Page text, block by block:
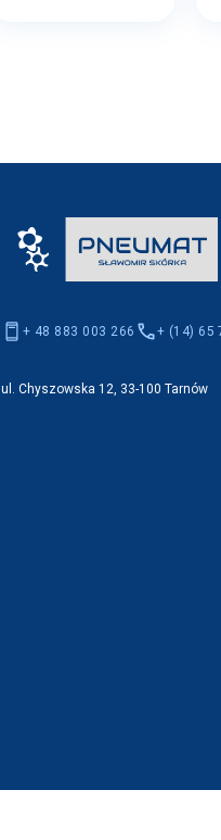
+ 48 883 003 266 + (14) 65
ul. Chyszowska 12, 33-100 Tarnów